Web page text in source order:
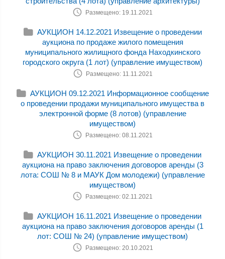
Размещено: 19.11.2021
АУКЦИОН 14.12.2021 Извещение о проведении
аукциона по продаже жилого помещения
муниципального жилищного фонда Находкинского
городского округа (1 лот) (управление имуществом)
Размещено: 11.11.2021
АУКЦИОН 09.12.2021 Информационное сообщение
о проведении продажи муниципального имущества в
электронной форме (8 лотов) (управление
имуществом)
Размещено: 08.11.2021
АУКЦИОН 30.11.2021 Извещение о проведении
аукциона на право заключения договоров аренды (3
лота: СОШ № 8 и МАУК Дом молодежи) (управление
имуществом)
Размещено: 02.11.2021
АУКЦИОН 16.11.2021 Извещение о проведении
аукциона на право заключения договоров аренды (1
лот: СОШ № 24) (управление имуществом)
Размещено: 20.10.2021